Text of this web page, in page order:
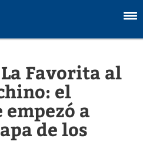
Favorita al
el
a
de los